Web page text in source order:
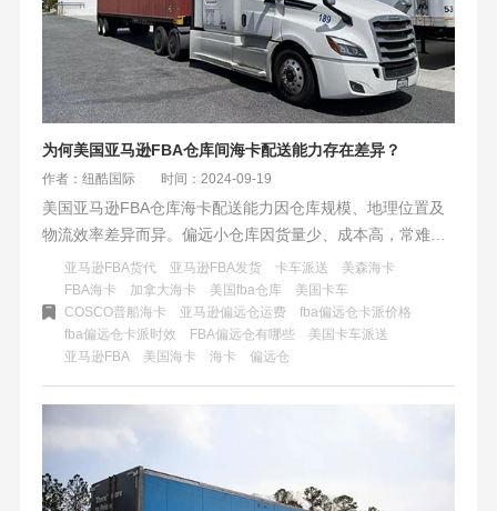
为何美国亚马逊FBA仓库间海卡配送能力存在差异？
作者：纽酷国际 时间：2024-09-19
美国亚马逊FBA仓库海卡配送能力因仓库规模、地理位置及
物流效率差异而异。偏远小仓库因货量少、成本高，常难以
支持海卡服务，影响时效。卖家需提前规划，备选多渠道物
流方案，并与服务商紧密沟通，优化库存管理，以应对不同
仓库的物流挑战。
亚马逊FBA货代 亚马逊FBA发货 卡车派送
美森海卡
FBA海卡
加拿大海卡 美国fba仓库
美国卡车
COSCO普船海卡
亚马逊偏远仓运费
fba偏远仓卡派价格
fba偏远仓卡派时效
FBA偏远仓有哪些
美国卡车派送
​亚马逊FBA
美国海卡 海卡 偏远仓